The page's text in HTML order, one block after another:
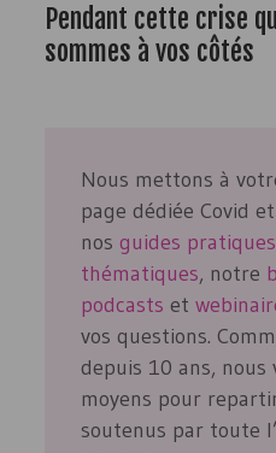
Pendant cette crise
sommes à vos côtés
Nous mettons à
page dédiée Covid
nos guides pratiques
thématiques, notre
podcasts et
vos questions.
depuis 10 ans, nous
moyens pour
soutenus par toute